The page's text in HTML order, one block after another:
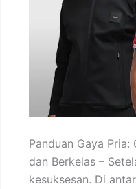
Panduan Gaya
dan Berkelas –
kesuksesan. Di